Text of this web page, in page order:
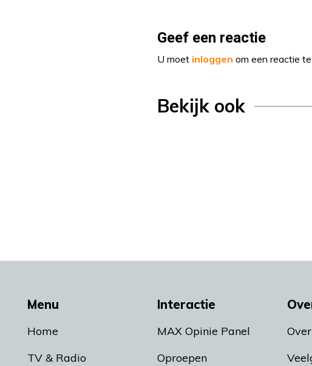
Geef een reactie
U moet inloggen om een reactie
Bekijk ook
Menu
Home
TV & Radio
Interactie
MAX Opinie Panel
Oproepen